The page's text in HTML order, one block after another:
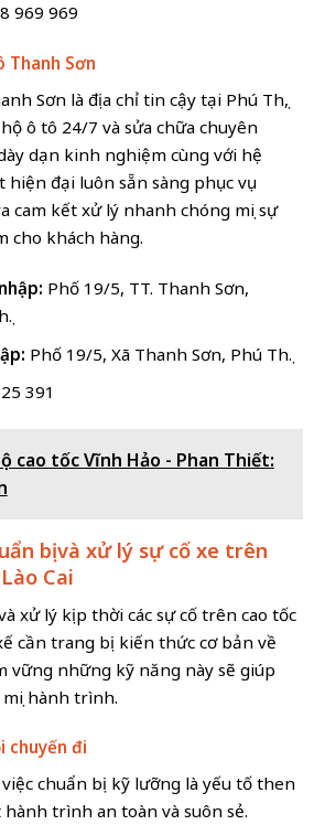
969 969
Thanh Sơn
Sơn là địa chỉ tin cậy tại Phú Thọ,
ô tô 24/7 và sửa chữa chuyên
dạn kinh nghiệm cùng với hệ
đại luôn sẵn sàng phục vụ
cam kết xử lý nhanh chóng mọi sự
cho khách hàng.
Phố 19/5, TT. Thanh Sơn,
Phố 19/5, Xã Thanh Sơn, Phú Thọ.
391
cao tốc Vĩnh Hảo - Phan Thiết:
bị và xử lý sự cố xe trên
Cai
xử lý kịp thời các sự cố trên cao tốc
cần trang bị kiến thức cơ bản về
vững những kỹ năng này sẽ giúp
hành trình.
chuyến đi
chuẩn bị kỹ lưỡng là yếu tố then
trình an toàn và suôn sẻ.